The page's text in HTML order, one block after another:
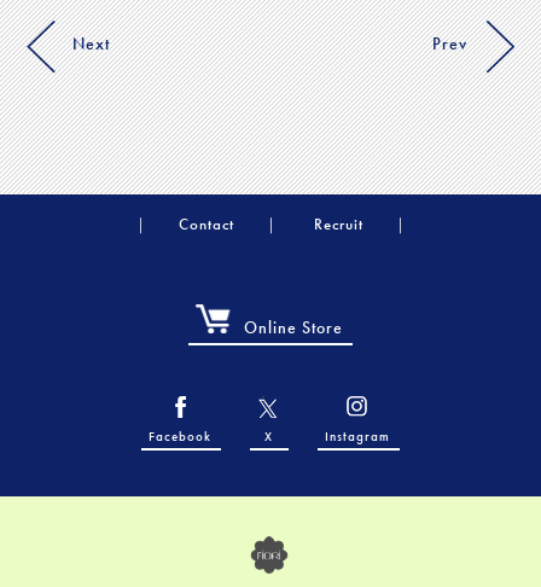
Next Prev
Contact Recruit
Online Store
Facebook X Instagram